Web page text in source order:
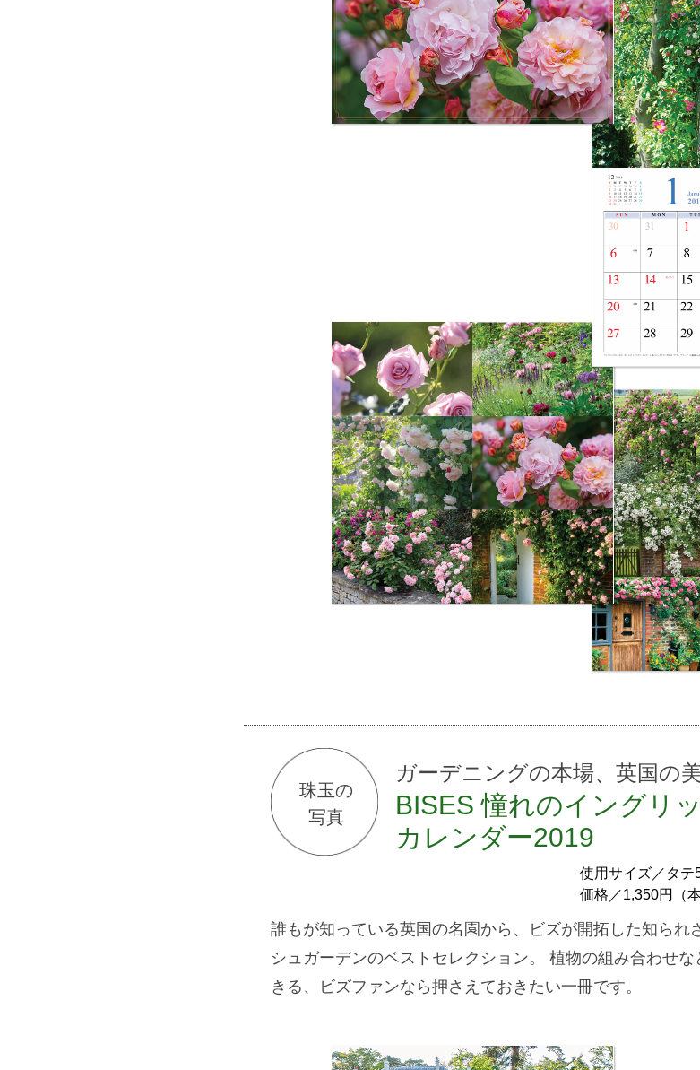
珠玉の
写真
ガーデニングの本場、英国の
BISES 憧れのイングリ
カレンダー2019
使用サイズ／タ
価格／1,350円（
誰もが知っている英国の名園から、ビズが開拓した知られ
シュガーデンのベストセレクション。 植物の組み合わせ
きる、ビズファンなら押さえておきたい一冊です。